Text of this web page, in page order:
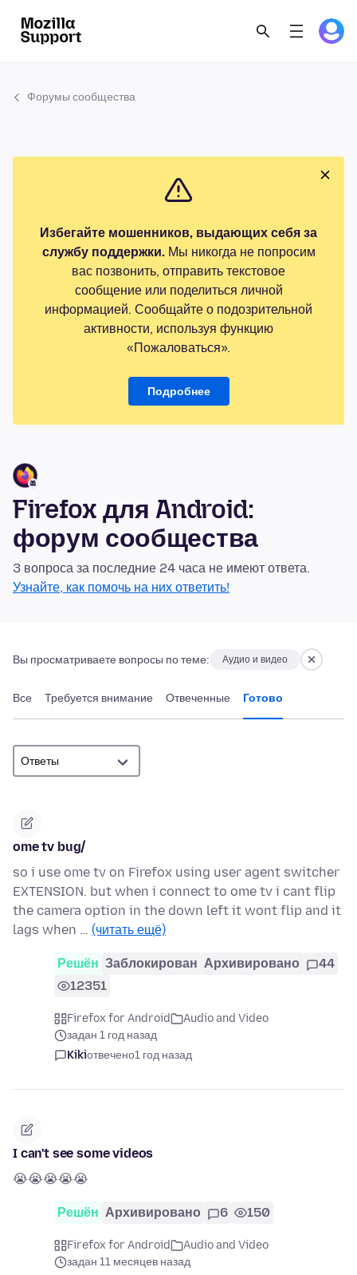
Форумы сообщества
Избегайте мошенников, выдающих себя за
службу поддержки.Мы никогда не попросим
вас позвонить, отправить текстовое
сообщение или поделиться личной
информацией. Сообщайте о подозрительной
активности, используя функцию
«Пожаловаться».
Подробнее
Firefox для Android:
форум сообщества
3 вопроса за последние 24 часа не имеют ответа.
Узнайте, как помочь на них ответить!
Вы просматриваете вопросы по теме: Аудио и видео
Все Требуется внимание Отвеченные Готово
ome tv bug/
so i use ome tv on Firefox using user agent switcher
EXTENSION. but when i connect to ome tv i cant flip
the camera option in the down left it wont flip and it
lags when … (читать ещё)
Решён Заблокирован Архивировано
44
12351
Firefox for Android
Audio and Video
задан 1 год назад
Kikiотвечено1 год назад
I can't see some videos
😭😭😭😭😭
Решён Архивировано 6 150
Firefox for Android
Audio and Video
задан 11 месяцев назад